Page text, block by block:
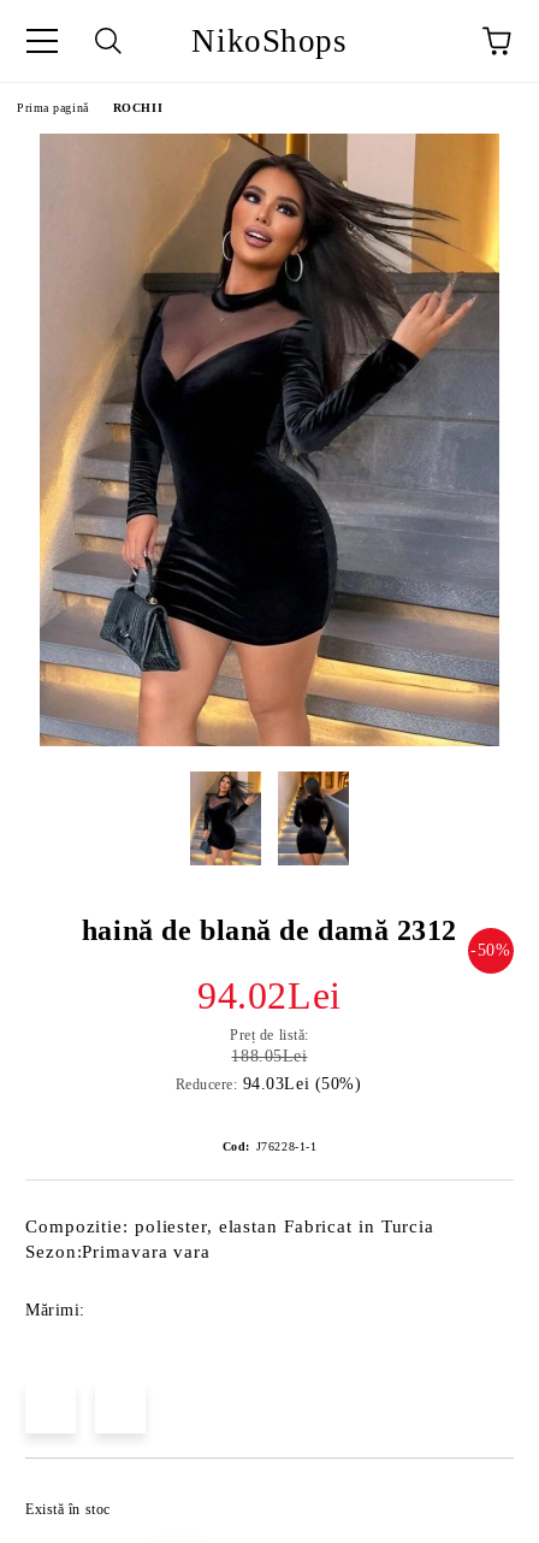
NikoShops
Prima pagină ROCHII
haină de blană de damă 2312
-50%
94.02Lei
Preț de listă:
188.05Lei
Reducere: 94.03Lei (50%)
Cod: J76228-1-1
Compozitie: poliester, elastan Fabricat in Turcia
Sezon:Primavara vara
Mărimi:
Există în stoc